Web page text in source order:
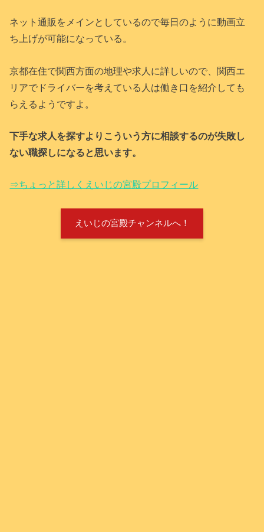
ネット通販をメインとしているので毎日のように動画立
ち上げが可能になっている。
京都在住で関西方面の地理や求人に詳しいので、関西エ
リアでドライバーを考えている人は働き口を紹介しても
らえるようですよ。
下手な求人を探すよりこういう方に相談するのが失敗し
ない職探しになると思います。
⇒ちょっと詳しくえいじの宮殿プロフィール
えいじの宮殿チャンネルへ！